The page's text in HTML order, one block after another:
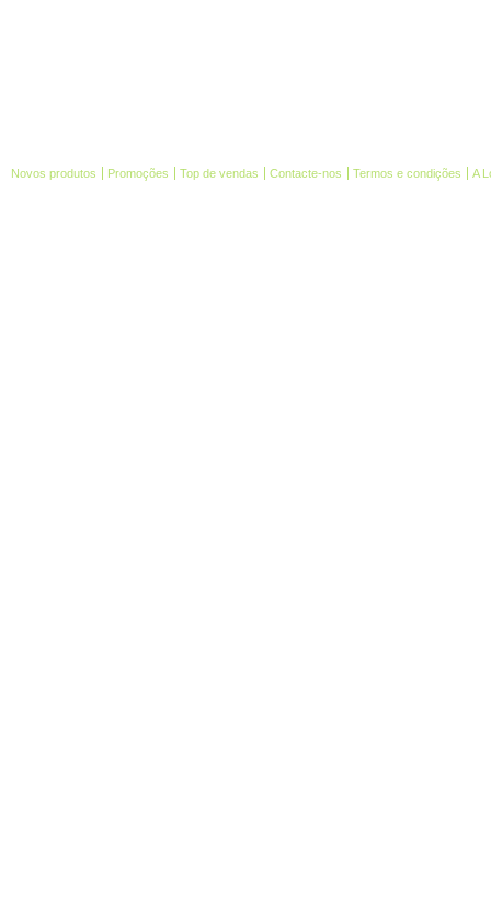
Novos produtos Promoções Top de vendas Contacte-nos Termos e condições A